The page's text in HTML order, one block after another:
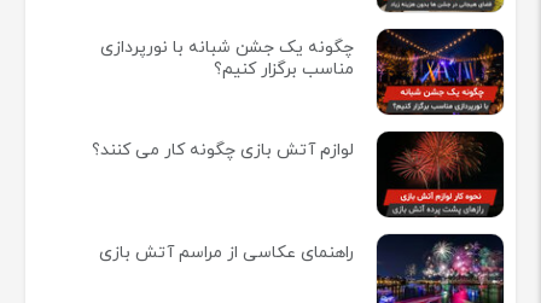
چگونه یک جشن شبانه با نورپردازی
مناسب برگزار کنیم؟
لوازم آتش بازی چگونه کار می کنند؟
راهنمای عکاسی از مراسم آتش بازی